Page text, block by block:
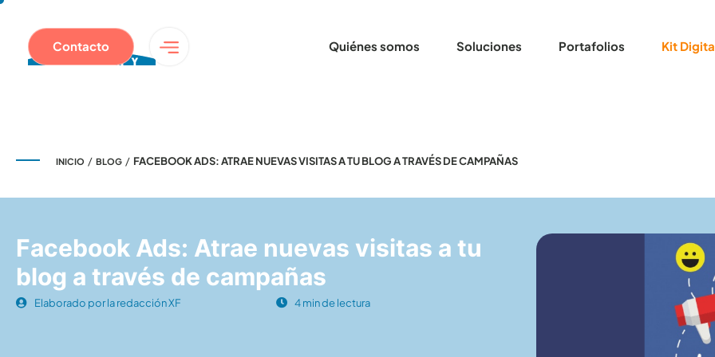
Quiénes somos Soluciones Portafolios Kit
Contacto
INICIO / BLOG / FACEBOOK ADS: ATRAE NUEVAS VISITAS A TU BLOG A TRAVÉS DE CAMPAÑAS
Facebook Ads: Atrae nuevas visitas a tu
blog a través de campañas
Elaborado por la redacción XF 4 min de lectura